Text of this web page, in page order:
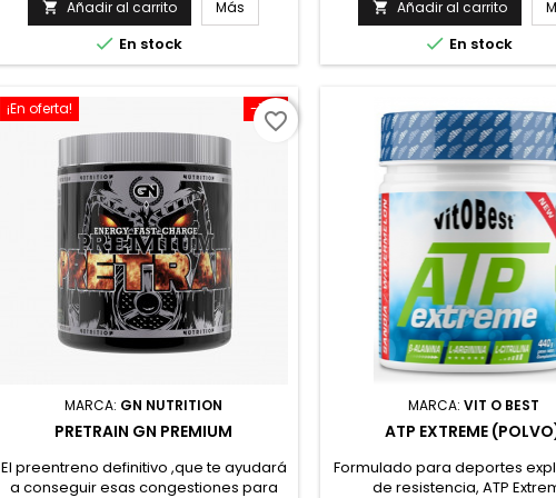
base de aminoácidos esenciales en
forma altamente purificada, libre y
cristalina en combinación con
glicerol concentrado en
hidratación 14700 mg de aminoácidos
esenciales por dosis Aminoácidos de
 Añadir al carrito Más
 En stock
Root® y AstraGin®. Contiene
cafeína natural (Coffit
gluten, sin lactosa y sin
añadido. Apto para personas
 Añadir al carrito
 En stock
-10%
¡En oferta!
MARCA: GN NUTRITION
PRETRAIN GN PREMIUM
El preentreno definitivo ,que te ayudará
a conseguir esas congestiones para
favorite_border
MARCA: VIT O BEST
ATP EXTREME
Formulado para deportes
de resistencia, ATP